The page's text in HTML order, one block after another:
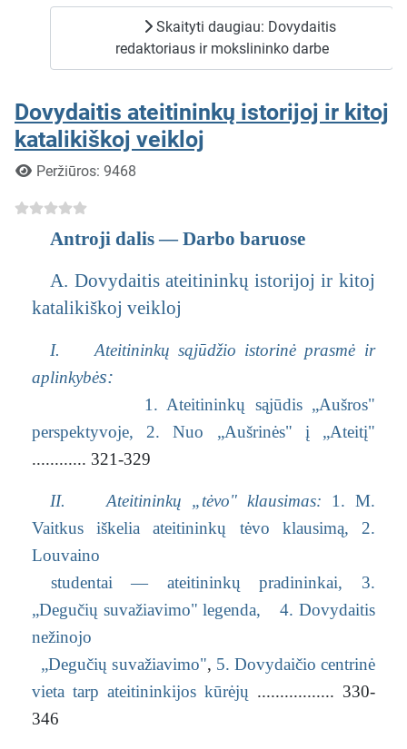
Skaityti daugiau: Dovydaitis
redaktoriaus ir mokslininko darbe
Dovydaitis ateitininkų istorijoj ir kitoj
katalikiškoj veikloj
Išsami informacija
Peržiūros: 9468
Antroji dalis — Darbo baruose
A. Dovydaitis ateitininkų istorijoj ir kitoj
katalikiškoj veikloj
I. Ateitininkų sąjūdžio istorinė prasmė ir
aplinkybės:
1. Ateitininkų sąjūdis „Aušros"
perspektyvoje,
2. Nuo „Aušrinės" į „Ateitį"
............ 321-329
II. Ateitininkų „tėvo" klausimas:
1. M.
Vaitkus iškelia ateitininkų tėvo klausimą,
2.
Louvaino
studentai — ateitininkų pradininkai,
3.
„Degučių suvažiavimo" legenda,
4. Dovydaitis
nežinojo
„Degučių suvažiavimo", 5. Dovydaičio centrinė
vieta tarp ateitininkijos kūrėjų ................. 330-
346